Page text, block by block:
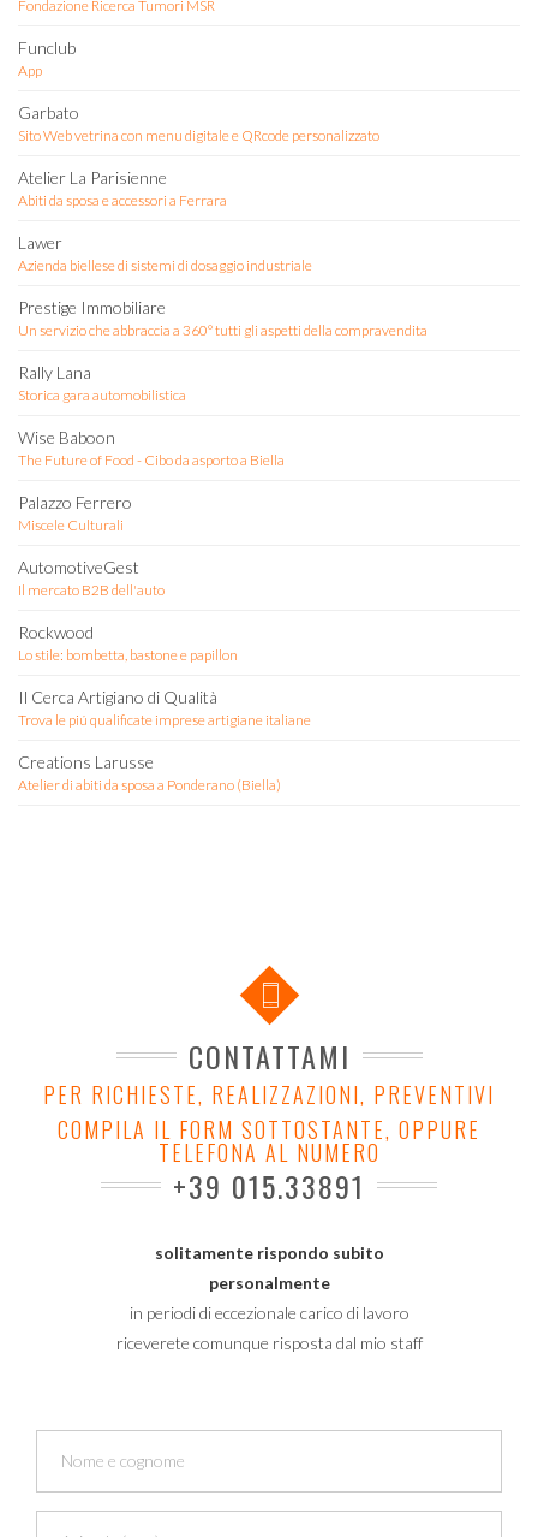
Fondazione Ricerca Tumori MSR
Funclub
App
Garbato
Sito Web vetrina con menu digitale e QRcode personalizzato
Atelier La Parisienne
Abiti da sposa e accessori a Ferrara
Lawer
Azienda biellese di sistemi di dosaggio industriale
Prestige Immobiliare
Un servizio che abbraccia a 360° tutti gli aspetti della compravendita
Rally Lana
Storica gara automobilistica
Wise Baboon
The Future of Food - Cibo da asporto a Biella
Palazzo Ferrero
Miscele Culturali
AutomotiveGest
Il mercato B2B dell'auto
Rockwood
Lo stile: bombetta, bastone e papillon
Il Cerca Artigiano di Qualità
Trova le piú qualificate imprese artigiane italiane
Creations Larusse
Atelier di abiti da sposa a Ponderano (Biella)
CONTATTAMI
PER RICHIESTE, REALIZZAZIONI, PREVENTIVI
COMPILA IL FORM SOTTOSTANTE, OPPURE
TELEFONA AL NUMERO
+39 015.33891
solitamente rispondo subito
personalmente
in periodi di eccezionale carico di lavoro
riceverete comunque risposta dal mio staff